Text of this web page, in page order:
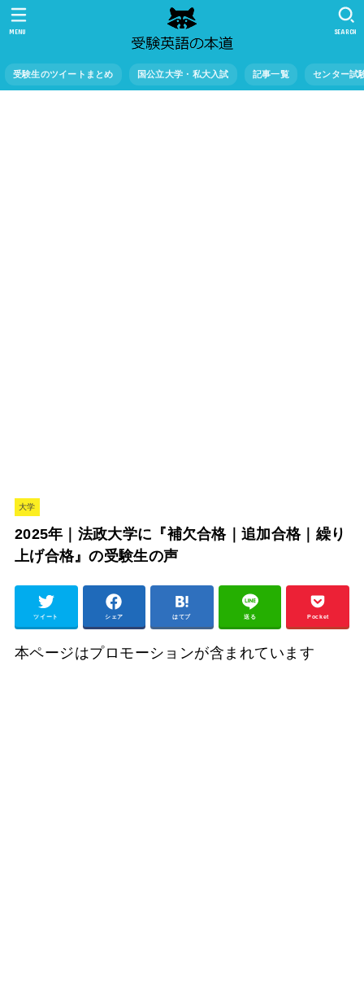
受験生のツイートまとめ 国公立大学・私大入試 記事一覧 センター試
SEARCH
MENU
大学
2025年｜法政大学に『補欠合格｜追加合格｜繰り
上げ合格』の受験生の声
ツイート シェア はてブ 送る Pocket
本ページはプロモーションが含まれています